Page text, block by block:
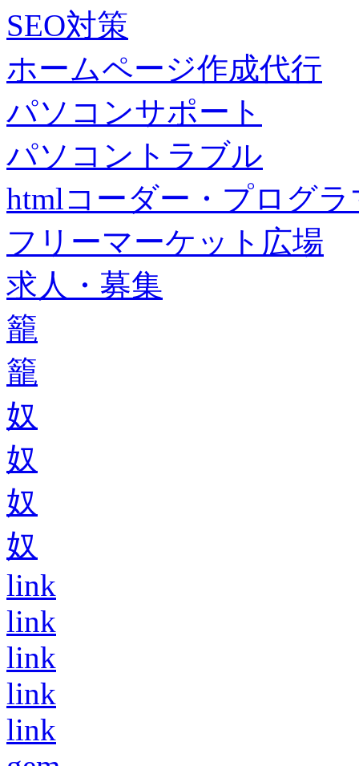
SEO対策
ホームページ作成代行
パソコンサポート
パソコントラブル
htmlコーダー・プログラ
フリーマーケット広場
求人・募集
籠
籠
奴
奴
奴
奴
link
link
link
link
link